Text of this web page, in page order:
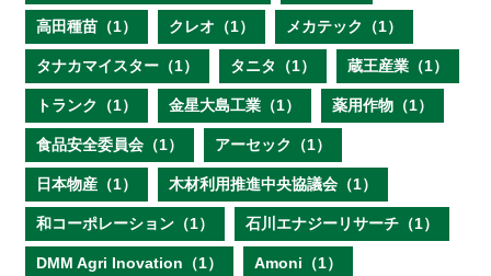
高田種苗（1） クレオ（1） メカテック（1）
タナカマイスター（1） タニタ（1） 蔵王産業（1）
トランク（1） 金星大島工業（1） 薬用作物（1）
食品安全委員会（1） アーセック（1）
日本物産（1） 木材利用推進中央協議会（1）
和コーポレーション（1） 石川エナジーリサーチ（1）
DMM Agri Inovation（1） Amoni（1）